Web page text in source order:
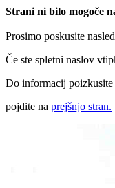
Strani ni bilo mogoče
Prosimo poskusite
Če ste spletni naslov
Do informacij poizkusite
pojdite na prejšnjo stran.